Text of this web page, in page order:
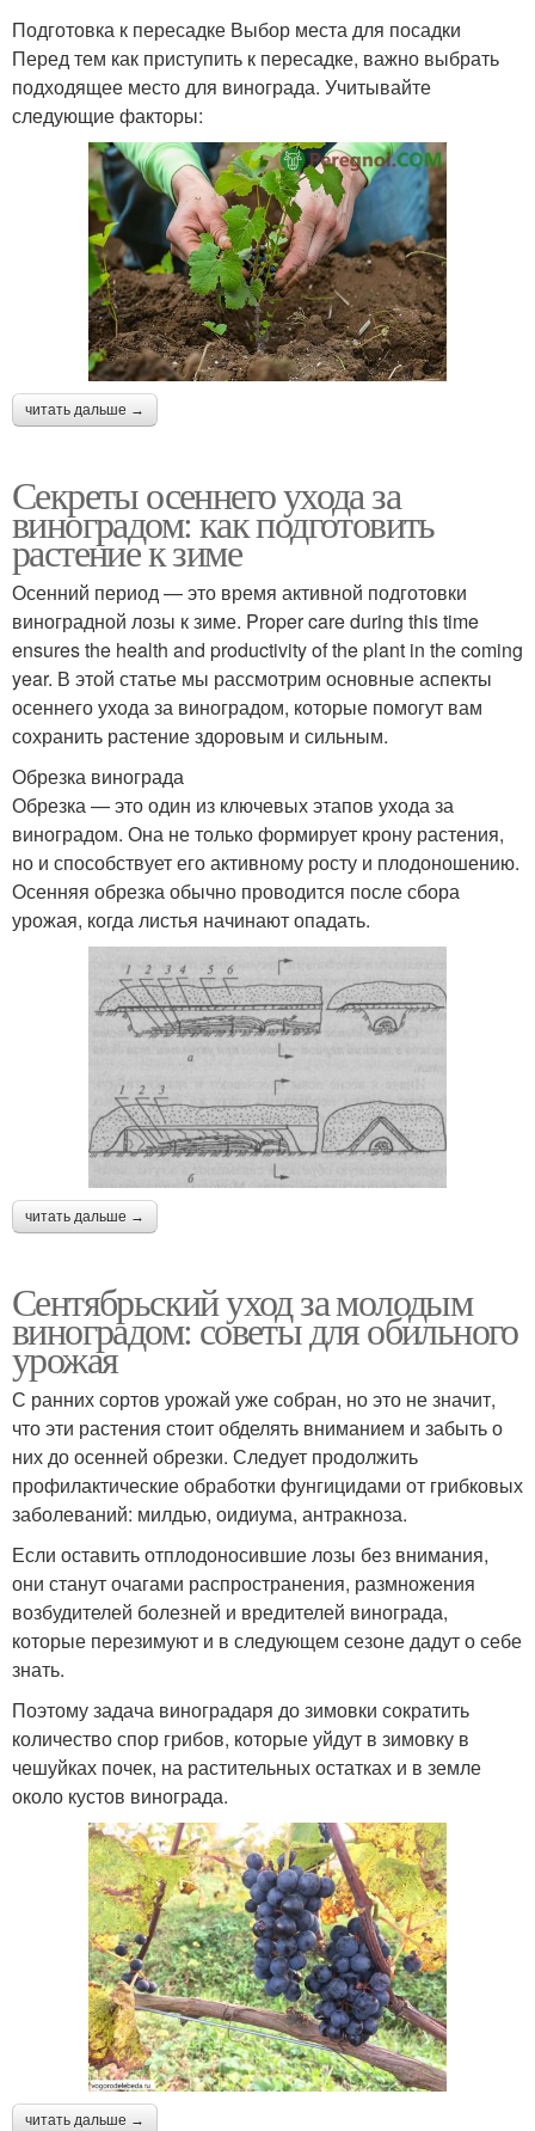
Подготовка к пересадке Выбор места для посадки
Перед тем как приступить к пересадке, важно выбрать
подходящее место для винограда. Учитывайте
следующие факторы:
читать дальше →
Секреты осеннего ухода за
виноградом: как подготовить
растение к зиме
Осенний период — это время активной подготовки
виноградной лозы к зиме. Proper care during this time
ensures the health and productivity of the plant in the coming
year. В этой статье мы рассмотрим основные аспекты
осеннего ухода за виноградом, которые помогут вам
сохранить растение здоровым и сильным.
Обрезка винограда
Обрезка — это один из ключевых этапов ухода за
виноградом. Она не только формирует крону растения,
но и способствует его активному росту и плодоношению.
Осенняя обрезка обычно проводится после сбора
урожая, когда листья начинают опадать.
читать дальше →
Сентябрьский уход за молодым
виноградом: советы для обильного
урожая
С ранних сортов урожай уже собран, но это не значит,
что эти растения стоит обделять вниманием и забыть о
них до осенней обрезки. Следует продолжить
профилактические обработки фунгицидами от грибковых
заболеваний: милдью, оидиума, антракноза.
Если оставить отплодоносившие лозы без внимания,
они станут очагами распространения, размножения
возбудителей болезней и вредителей винограда,
которые перезимуют и в следующем сезоне дадут о себе
знать.
Поэтому задача виноградаря до зимовки сократить
количество спор грибов, которые уйдут в зимовку в
чешуйках почек, на растительных остатках и в земле
около кустов винограда.
читать дальше →